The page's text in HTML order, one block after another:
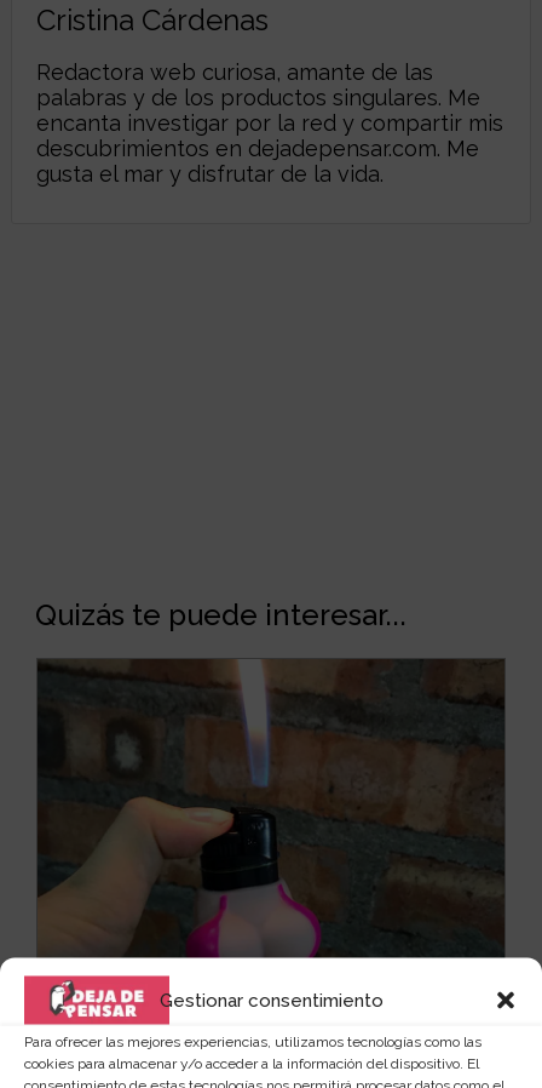
Gestionar consentimiento
Para ofrecer las mejores experiencias, utilizamos tecnologías como las
cookies para almacenar y/o acceder a la información del dispositivo. El
Cristina Cárdenas
Redactora web curiosa, amante de las
palabras y de los productos singulares. Me
encanta investigar por la red y compartir mis
descubrimientos en dejadepensar.com. Me
gusta el mar y disfrutar de la vida.
Quizás te puede interesar...
Funda protectora sexi para